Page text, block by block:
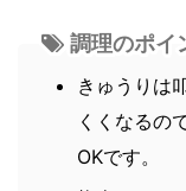
調理のポイ
きゅうりは
くくなるの
OKです。